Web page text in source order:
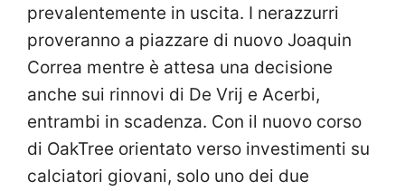
prevalentemente in uscita. I nerazzurri
proveranno a piazzare di nuovo Joaquin
Correa mentre è attesa una decisione
anche sui rinnovi di De Vrij e Acerbi,
entrambi in scadenza. Con il nuovo corso
di OakTree orientato verso investimenti su
calciatori giovani, solo uno dei due